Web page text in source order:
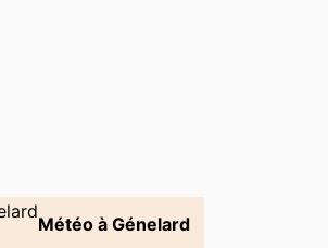
Météo à Génelard